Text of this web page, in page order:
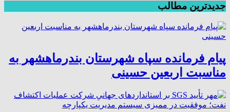
جدیدترین مطالب
پیام فرمانده سپاه شهرستان بندرماهشهر به
مناسبت اربعین حسینی